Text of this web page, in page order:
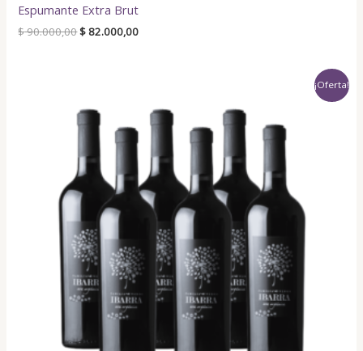
Espumante Extra Brut
$90.000,00$ 82.000,00
¡Oferta!
was:
is:
$ 97.200,00.